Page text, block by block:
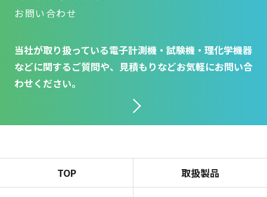
お問い合わせ
当社が取り扱っている電子計測機・試験機・理化学機器
などに関するご質問や、見積もりなどお気軽にお問い合
わせください。
TOP 取扱製品